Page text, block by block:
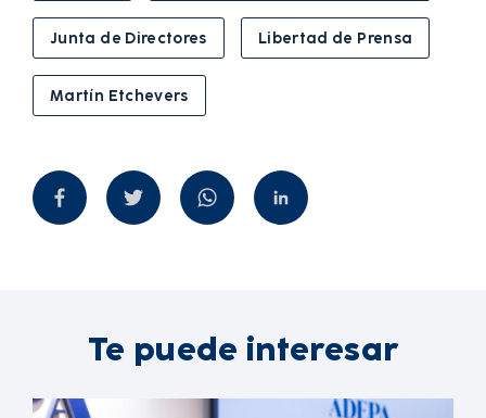
Junta de Directores Libertad de Prensa
Martín Etchevers
Te puede interesar